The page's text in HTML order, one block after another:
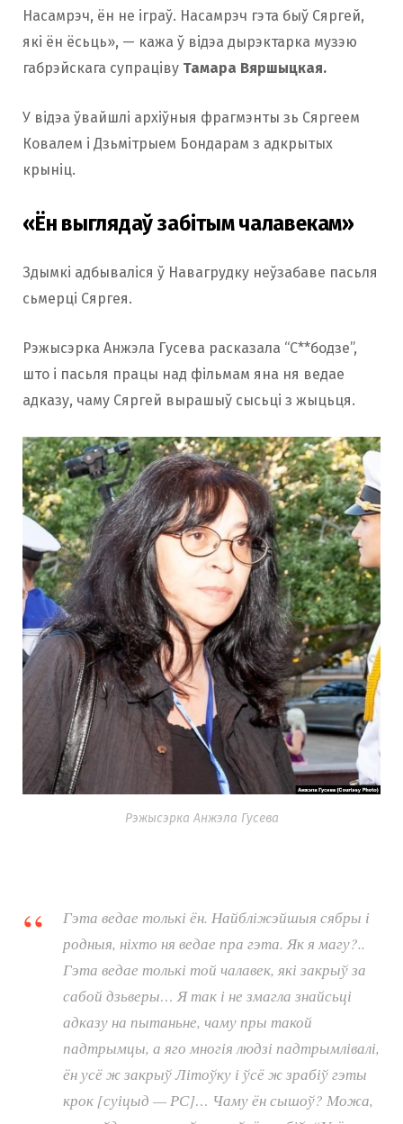
Насамрэч, ён не іграў. Насамрэч гэта быў Сяргей,
які ён ёсьць», — кажа ў відэа дырэктарка музэю
габрэйскага супраціву Тамара Вяршыцкая.
У відэа ўвайшлі архіўныя фрагмэнты зь Сяргеем
Ковалем і Дзьмітрыем Бондарам з адкрытых
крыніц.
«Ён выглядаў забітым чалавекам»
Здымкі адбываліся ў Навагрудку неўзабаве пасьля
сьмерці Сяргея.
Рэжысэрка Анжэла Гусева расказала “С**бодзе”,
што і пасьля працы над фільмам яна ня ведае
адказу, чаму Сяргей вырашыў сысьці з жыцьця.
Рэжысэрка Анжэла Гусева
Гэта ведае толькі ён. Найбліжэйшыя сябры і
родныя, ніхто ня ведае пра гэта. Як я магу?..
Гэта ведае толькі той чалавек, які закрыў за
сабой дзьверы… Я так і не змагла знайсьці
адказу на пытаньне, чаму пры такой
падтрымцы, а яго многія людзі падтрымлівалі,
ён усё ж закрыў Літоўку і ўсё ж зрабіў гэты
крок [суіцыд — РС]… Чаму ён сышоў? Можа,